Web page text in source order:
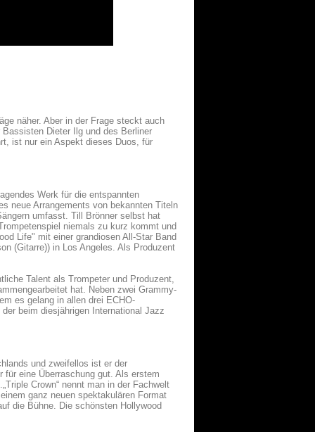
näher. Aber in der Frage steckt auch
Dieter Ilg und des Berliner
ist nur ein Aspekt dieses Duos, für
Werk für die entspannten
neue Arrangements von bekannten Titeln
umfasst. Till Brönner selbst hat
niemals zu kurz kommt und
Life" mit einer grandiosen All-Star Band
(Gitarre)) in Los Angeles. Als Produzent
Talent als Trompeter und Produzent,
hat. Neben zwei Grammy-
es gelang in allen drei ECHO-
beim diesjährigen International Jazz
und zweifellos ist er der
eine Überraschung gut. Als erstem
Crown“ nennt man in der Fachwelt
ganz neuen spektakulären Format
die Bühne. Die schönsten Hollywood